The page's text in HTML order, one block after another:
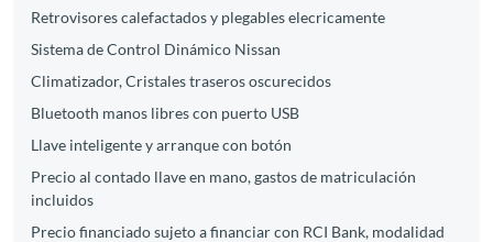
Retrovisores calefactados y plegables elecricamente
Sistema de Control Dinámico Nissan
Climatizador, Cristales traseros oscurecidos
Bluetooth manos libres con puerto USB
Llave inteligente y arranque con botón
Precio al contado llave en mano, gastos de matriculación
incluidos
Precio financiado sujeto a financiar con RCI Bank, modalidad